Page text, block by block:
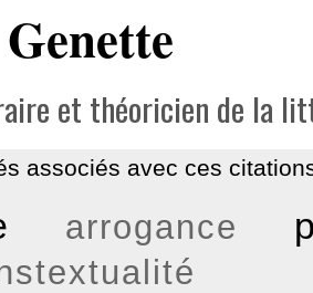
et théoricien de la
associés avec ces
arrogance